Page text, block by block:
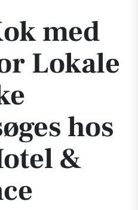
med
Lokale
hos
&